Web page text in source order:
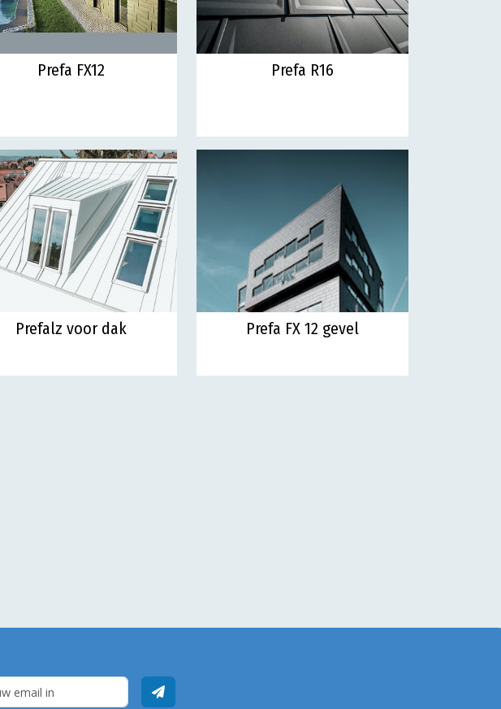
Prefa FX12 Prefa R16
Prefalz voor dak Prefa FX 12 gevel